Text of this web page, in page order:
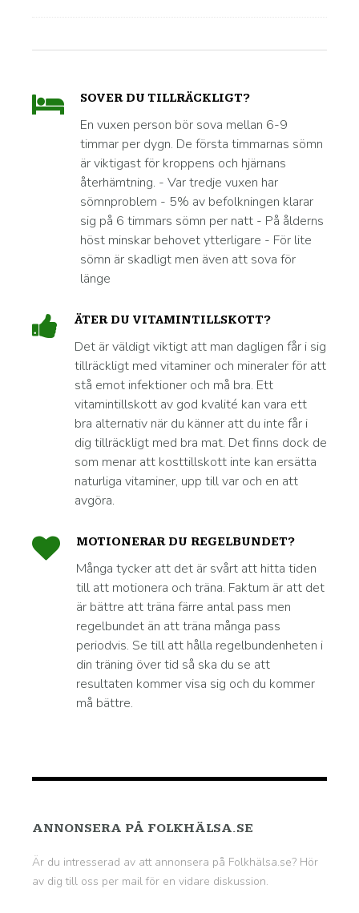
SOVER DU TILLRÄCKLIGT?
En vuxen person bör sova mellan 6-9
timmar per dygn. De första timmarnas sömn
är viktigast för kroppens och hjärnans
återhämtning. - Var tredje vuxen har
sömnproblem - 5% av befolkningen klarar
sig på 6 timmars sömn per natt - På ålderns
höst minskar behovet ytterligare - För lite
sömn är skadligt men även att sova för
länge
ÄTER DU VITAMINTILLSKOTT?
Det är väldigt viktigt att man dagligen får i sig
tillräckligt med vitaminer och mineraler för att
stå emot infektioner och må bra. Ett
vitamintillskott av god kvalité kan vara ett
bra alternativ när du känner att du inte får i
dig tillräckligt med bra mat. Det finns dock de
som menar att kosttillskott inte kan ersätta
naturliga vitaminer, upp till var och en att
avgöra.
MOTIONERAR DU REGELBUNDET?
Många tycker att det är svårt att hitta tiden
till att motionera och träna. Faktum är att det
är bättre att träna färre antal pass men
regelbundet än att träna många pass
periodvis. Se till att hålla regelbundenheten i
din träning över tid så ska du se att
resultaten kommer visa sig och du kommer
må bättre.
ANNONSERA PÅ FOLKHÄLSA.SE
Är du intresserad av att annonsera på Folkhälsa.se? Hör
av dig till oss per mail för en vidare diskussion.